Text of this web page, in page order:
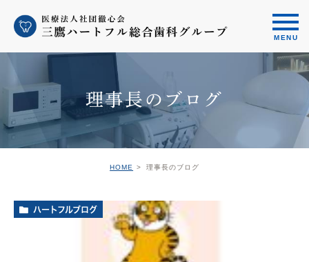
理事長のブログ
HOME 理事長のブログ
ハートフルブログ